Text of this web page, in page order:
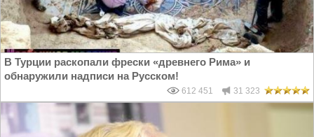
В Турции раскопали фрески «древнего Рима» и
обнаружили надписи на Русском!
612 451 31 323